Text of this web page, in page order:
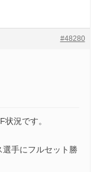
#48280
況です。
手にフルセット勝